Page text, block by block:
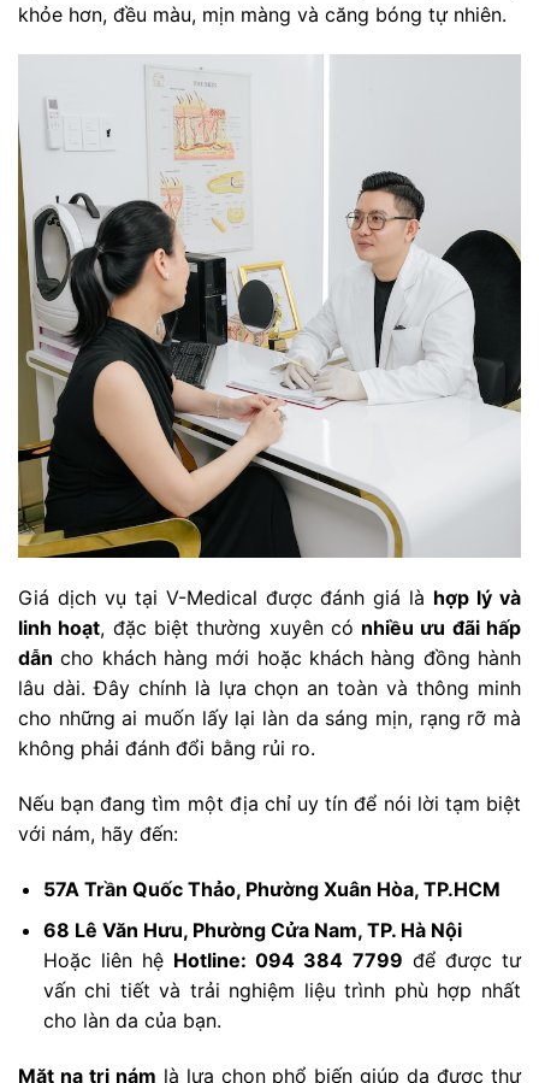
khỏe hơn, đều màu, mịn màng và căng bóng tự nhiên.
Giá dịch vụ tại V-Medical được đánh giá là hợp lý và
linh hoạt, đặc biệt thường xuyên có nhiều ưu đãi hấp
dẫn cho khách hàng mới hoặc khách hàng đồng hành
lâu dài. Đây chính là lựa chọn an toàn và thông minh
cho những ai muốn lấy lại làn da sáng mịn, rạng rỡ mà
không phải đánh đổi bằng rủi ro.
Nếu bạn đang tìm một địa chỉ uy tín để nói lời tạm biệt
với nám, hãy đến:
57A Trần Quốc Thảo, Phường Xuân Hòa, TP.HCM
68 Lê Văn Hưu, Phường Cửa Nam, TP. Hà Nội
Hoặc liên hệ Hotline: 094 384 7799 để được tư
vấn chi tiết và trải nghiệm liệu trình phù hợp nhất
cho làn da của bạn.
Mặt nạ trị nám là lựa chọn phổ biến giúp da được thư